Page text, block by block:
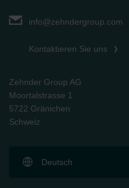
info@zehndergroup.com
Kontaktieren Sie uns
Zehnder Group AG
Moortalstrasse 1
5722 Gränichen
Schweiz
Deutsch